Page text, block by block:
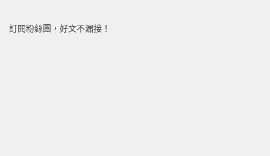
訂閱粉絲團，好文不漏接！